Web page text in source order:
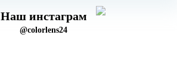
Наш инстаграм
@colorlens24